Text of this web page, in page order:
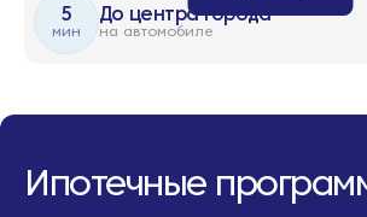
5
мин
До центра города
на автомобиле
Ипотечные